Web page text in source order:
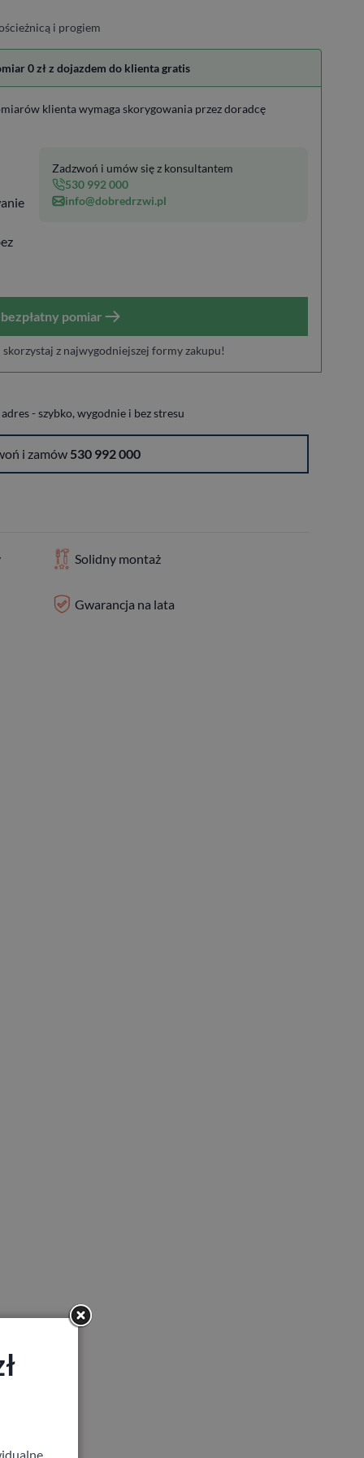
i progiem
0 zł z dojazdem do klienta gratis
klienta wymaga skorygowania przez doradcę
Zadzwoń i umów się z konsultantem
530 992 000
info@dobredrzwi.pl
pomiar
z najwygodniejszej formy zakupu!
- szybko, wygodnie i bez stresu
i zamów 530 992 000
Solidny montaż
Gwarancja na lata